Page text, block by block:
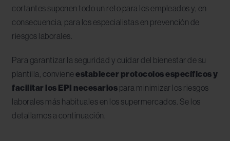
cortantes suponen todo un reto para los empleados y, en
consecuencia, para los especialistas en prevención de
riesgos laborales.
Para garantizar la seguridad y cuidar del bienestar de su
plantilla, convieneestablecer protocolos específicos y
facilitar los EPI necesarios para minimizar los riesgos
laborales más habituales en los supermercados. Se los
detallamos a continuación.